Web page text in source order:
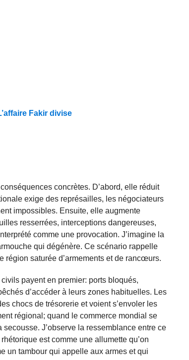
Fakir divise
concrètes. D’abord, elle réduit
exige des représailles, les négociateurs
impossibles. Ensuite, elle augmente
resserrées, interceptions dangereuses,
comme une provocation. J’imagine la
qui dégénère. Ce scénario rappelle
région saturée d’armements et de rancœurs.
payent en premier: ports bloqués,
d’accéder à leurs zones habituelles. Les
chocs de trésorerie et voient s’envoler les
régional; quand le commerce mondial se
J’observe la ressemblance entre ce
est comme une allumette qu’on
un tambour qui appelle aux armes et qui